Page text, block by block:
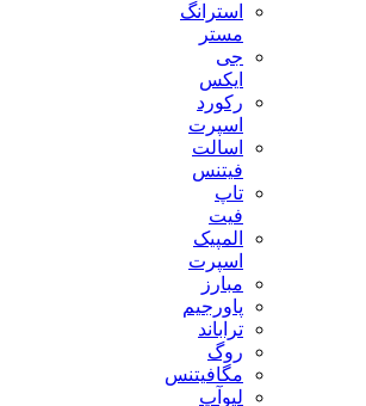
استرانگ
جی
رکورد
اسپرت
اسالت
فیتنس
تاپ
المپیک
اسپرت
مبارز
پاورجیم
تراباند
روگ
مگافیتنس
لیوآپ